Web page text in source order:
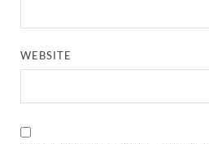
WEBSITE